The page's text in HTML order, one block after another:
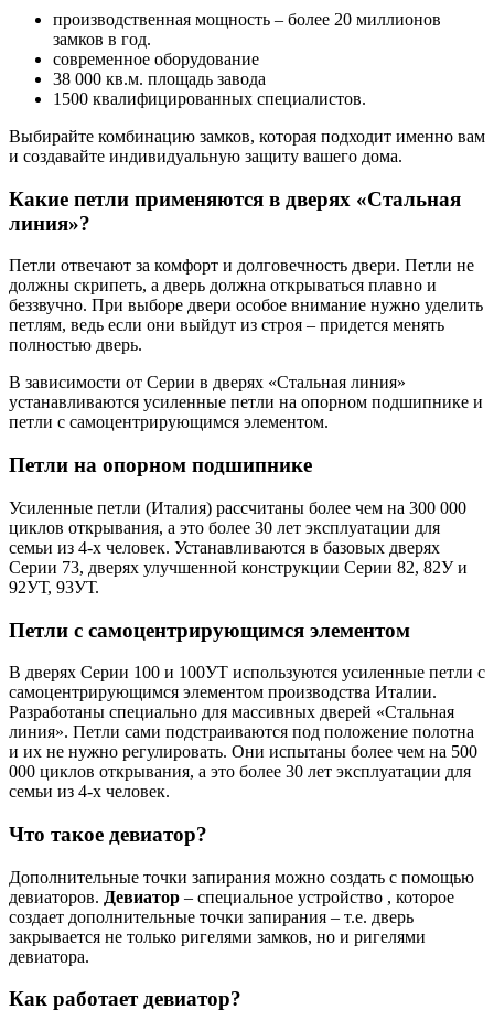
производственная мощность – более 20 миллионов
замков в год.
современное оборудование
38 000 кв.м. площадь завода
1500 квалифицированных специалистов.
Выбирайте комбинацию замков, которая подходит именно вам
и создавайте индивидуальную защиту вашего дома.
Какие петли применяются в дверях «Стальная
линия»?
Петли отвечают за комфорт и долговечность двери. Петли не
должны скрипеть, а дверь должна открываться плавно и
беззвучно. При выборе двери особое внимание нужно уделить
петлям, ведь если они выйдут из строя – придется менять
полностью дверь.
В зависимости от Серии в дверях «Стальная линия»
устанавливаются усиленные петли на опорном подшипнике и
петли с самоцентрирующимся элементом.
Петли на опорном подшипнике
Усиленные петли (Италия) рассчитаны более чем на 300 000
циклов открывания, а это более 30 лет эксплуатации для
семьи из 4-х человек. Устанавливаются в базовых дверях
Серии 73, дверях улучшенной конструкции Серии 82, 82У и
92УТ, 93УТ.
Петли с самоцентрирующимся элементом
В дверях Серии 100 и 100УТ используются усиленные петли с
самоцентрирующимся элементом производства Италии.
Разработаны специально для массивных дверей «Стальная
линия». Петли сами подстраиваются под положение полотна
и их не нужно регулировать. Они испытаны более чем на 500
000 циклов открывания, а это более 30 лет эксплуатации для
семьи из 4-х человек.
Что такое девиатор?
Дополнительные точки запирания можно создать с помощью
девиаторов. Девиатор – специальное устройство , которое
создает дополнительные точки запирания – т.е. дверь
закрывается не только ригелями замков, но и ригелями
девиатора.
Как работает девиатор?